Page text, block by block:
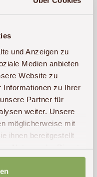
und Anzeigen zu
Medien anbieten
Website zu
Informationen zu Ihrer
Partner für
weiter. Unsere
möglicherweise mit
ihnen bereitgestellt